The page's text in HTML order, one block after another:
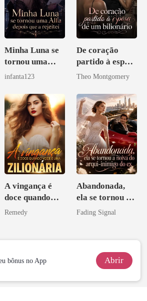
Minha Luna se
tornou uma
Alfa depois que
infanta123
De coração
partido à esposa
de um bilionário
Theo Montgomery
A vingança é
doce quando
você é uma
Remedy
Abandonada,
ela se tornou a
noiva do arqui-
Fading Signal
bônus no App Abrir